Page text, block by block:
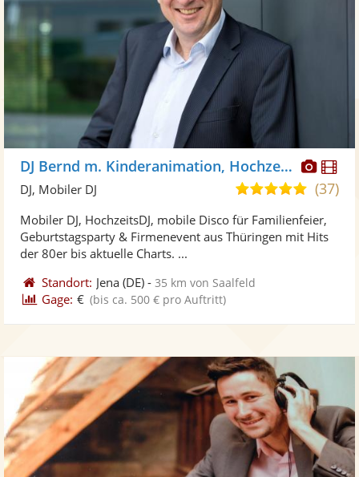
Fotos
DJ Bernd m. Kinderanimation, HochzeitsDJ
5,0
5
(37)
DJ, Mobiler DJ
Mobiler DJ, HochzeitsDJ, mobile Disco für Familienfeier,
Geburtstagsparty & Firmenevent aus Thüringen mit Hits
der 80er bis aktuelle Charts. ...
Standort: Jena (DE) -35 km von Saalfeld
Gage: € (bis ca. 500 € pro Auftritt)